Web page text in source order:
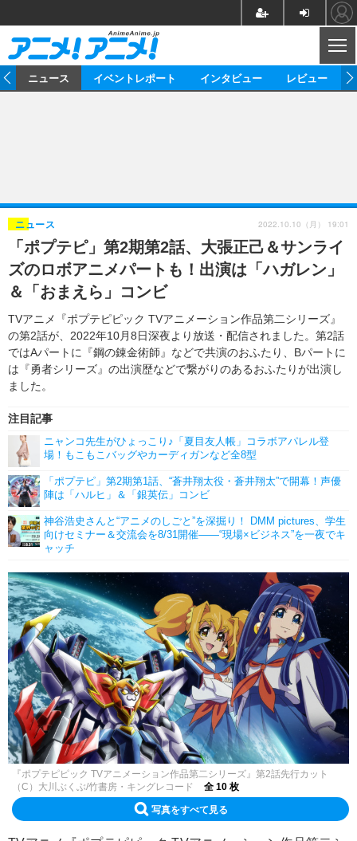
ゲーム グッズ
イベント 海外
海外イベント ビジネス
俳優・タレント アーティスト
ビジネス
アニメ 実写
ゲーム 座談会
動画
アニメ
アニメ！アニメ！TV ABEMA Cafe
連載・コラム
ニュース イベントレポート インタビュー レビュー
「ポプテピ」第2期第2話、大張正己＆サンライ
ズのロボアニメパートも！出演は「ハガレン」
＆「おまえら」コンビ
TVアニメ『ポプテピピック TVアニメーション作品第二シリーズ』
の第2話が、2022年10月8日深夜より放送・配信されました。第2話
ではAパートに『鋼の錬金術師』などで共演のおふたり、Bパートに
は『勇者シリーズ』の出演歴などで繋がりのあるおふたりが出演し
ました。
ニュース
注目記事
ニャンコ先生がひょっこり♪「夏目友人帳」コラボアパレル登
場！もこもこバッグやカーディガンなど全8型
「ポプテピ」第2期第1話、“蒼井翔太役・蒼井翔太”で開幕！声優
陣は「ハルヒ」＆「銀英伝」コンビ
神谷浩史さんと“アニメのしごと”を深掘り！ DMM pictures、学生
向けセミナー＆交流会を8/31開催――“現場×ビジネス”を一夜でキ
ャッチ
2022.10.10（月） 19:01
『ポプテピピック TVアニメーション作品第二シリーズ』第2話先行カット
（C）大川ぶくぶ/竹書房・キングレコード
全 10 枚
写真をすべて見る